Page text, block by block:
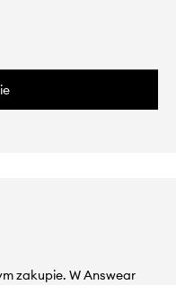
zakupie. W Answear